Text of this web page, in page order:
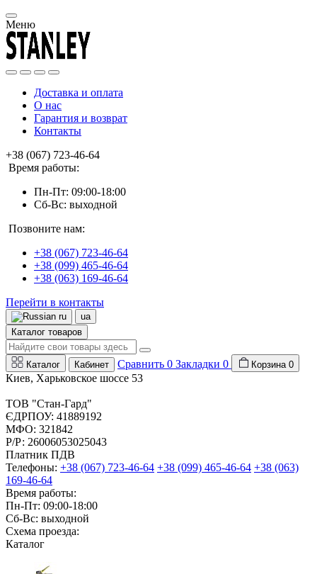
Меню
Доставка и оплата
О нас
Гарантия и возврат
Контакты
+38 (067) 723-46-64
Время работы:
Пн-Пт: 09:00-18:00
Сб-Вс: выходной
Позвоните нам:
+38 (067) 723-46-64
+38 (099) 465-46-64
+38 (063) 169-46-64
Перейти в контакты
ru
ua
Каталог товаров
Каталог Кабинет Сравнить 0 Закладки 0 Корзина 0
Киев, Харьковское шоссе 53
ТОВ "Стан-Гард"
ЄДРПОУ: 41889192
МФО: 321842
Р/Р: 26006053025043
Платник ПДВ
Телефоны: +38 (067) 723-46-64 +38 (099) 465-46-64 +38 (063)
169-46-64
Время работы:
Пн-Пт: 09:00-18:00
Сб-Вс: выходной
Схема проезда:
Каталог